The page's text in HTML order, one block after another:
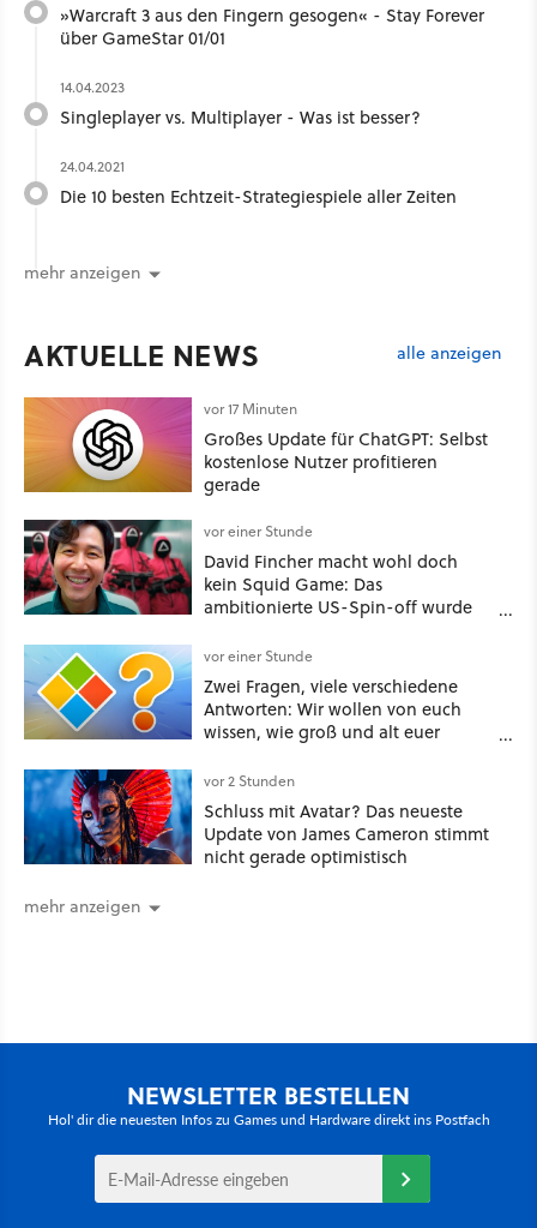
»Warcraft 3 aus den Fingern gesogen« - Stay Forever
über GameStar 01/01
14.04.2023
Singleplayer vs. Multiplayer - Was ist besser?
24.04.2021
Die 10 besten Echtzeit-Strategiespiele aller Zeiten
mehr anzeigen
AKTUELLE NEWS alle anzeigen
vor 17 Minuten
Großes Update für ChatGPT: Selbst
kostenlose Nutzer profitieren
gerade
vor einer Stunde
David Fincher macht wohl doch
kein Squid Game: Das
ambitionierte US-Spin-off wurde
vor einer Stunde
Zwei Fragen, viele verschiedene
Antworten: Wir wollen von euch
wissen, wie groß und alt euer
vor 2 Stunden
Schluss mit Avatar? Das neueste
Update von James Cameron stimmt
nicht gerade optimistisch
mehr anzeigen
NEWSLETTER BESTELLEN
Hol' dir die neuesten Infos zu Games und Hardware direkt ins Postfach